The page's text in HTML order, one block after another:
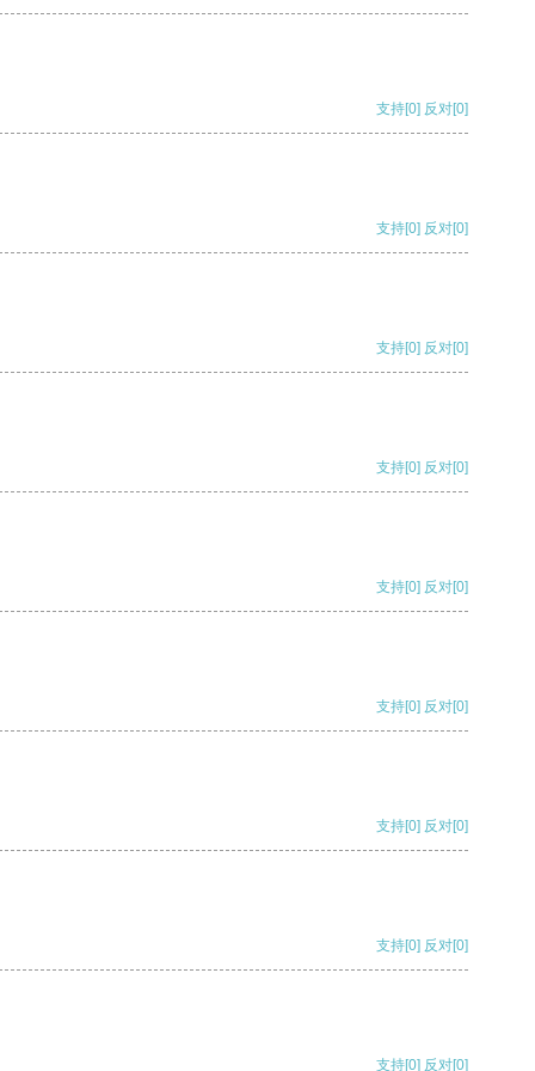
支持[0] 反对[0]
支持[0] 反对[0]
支持[0] 反对[0]
支持[0] 反对[0]
支持[0] 反对[0]
支持[0] 反对[0]
支持[0] 反对[0]
支持[0] 反对[0]
支持[0] 反对[0]